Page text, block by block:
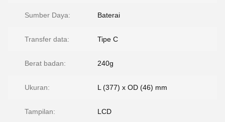
Sumber Daya: Baterai
Transfer data: Tipe C
Berat badan: 240g
Ukuran: L (377) x OD (46) mm
Tampilan: LCD